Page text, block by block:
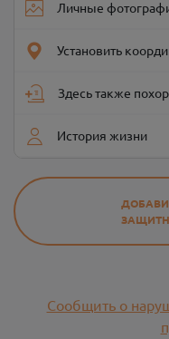
Личные
Установить
Здесь также
История жизни
Сообщить о